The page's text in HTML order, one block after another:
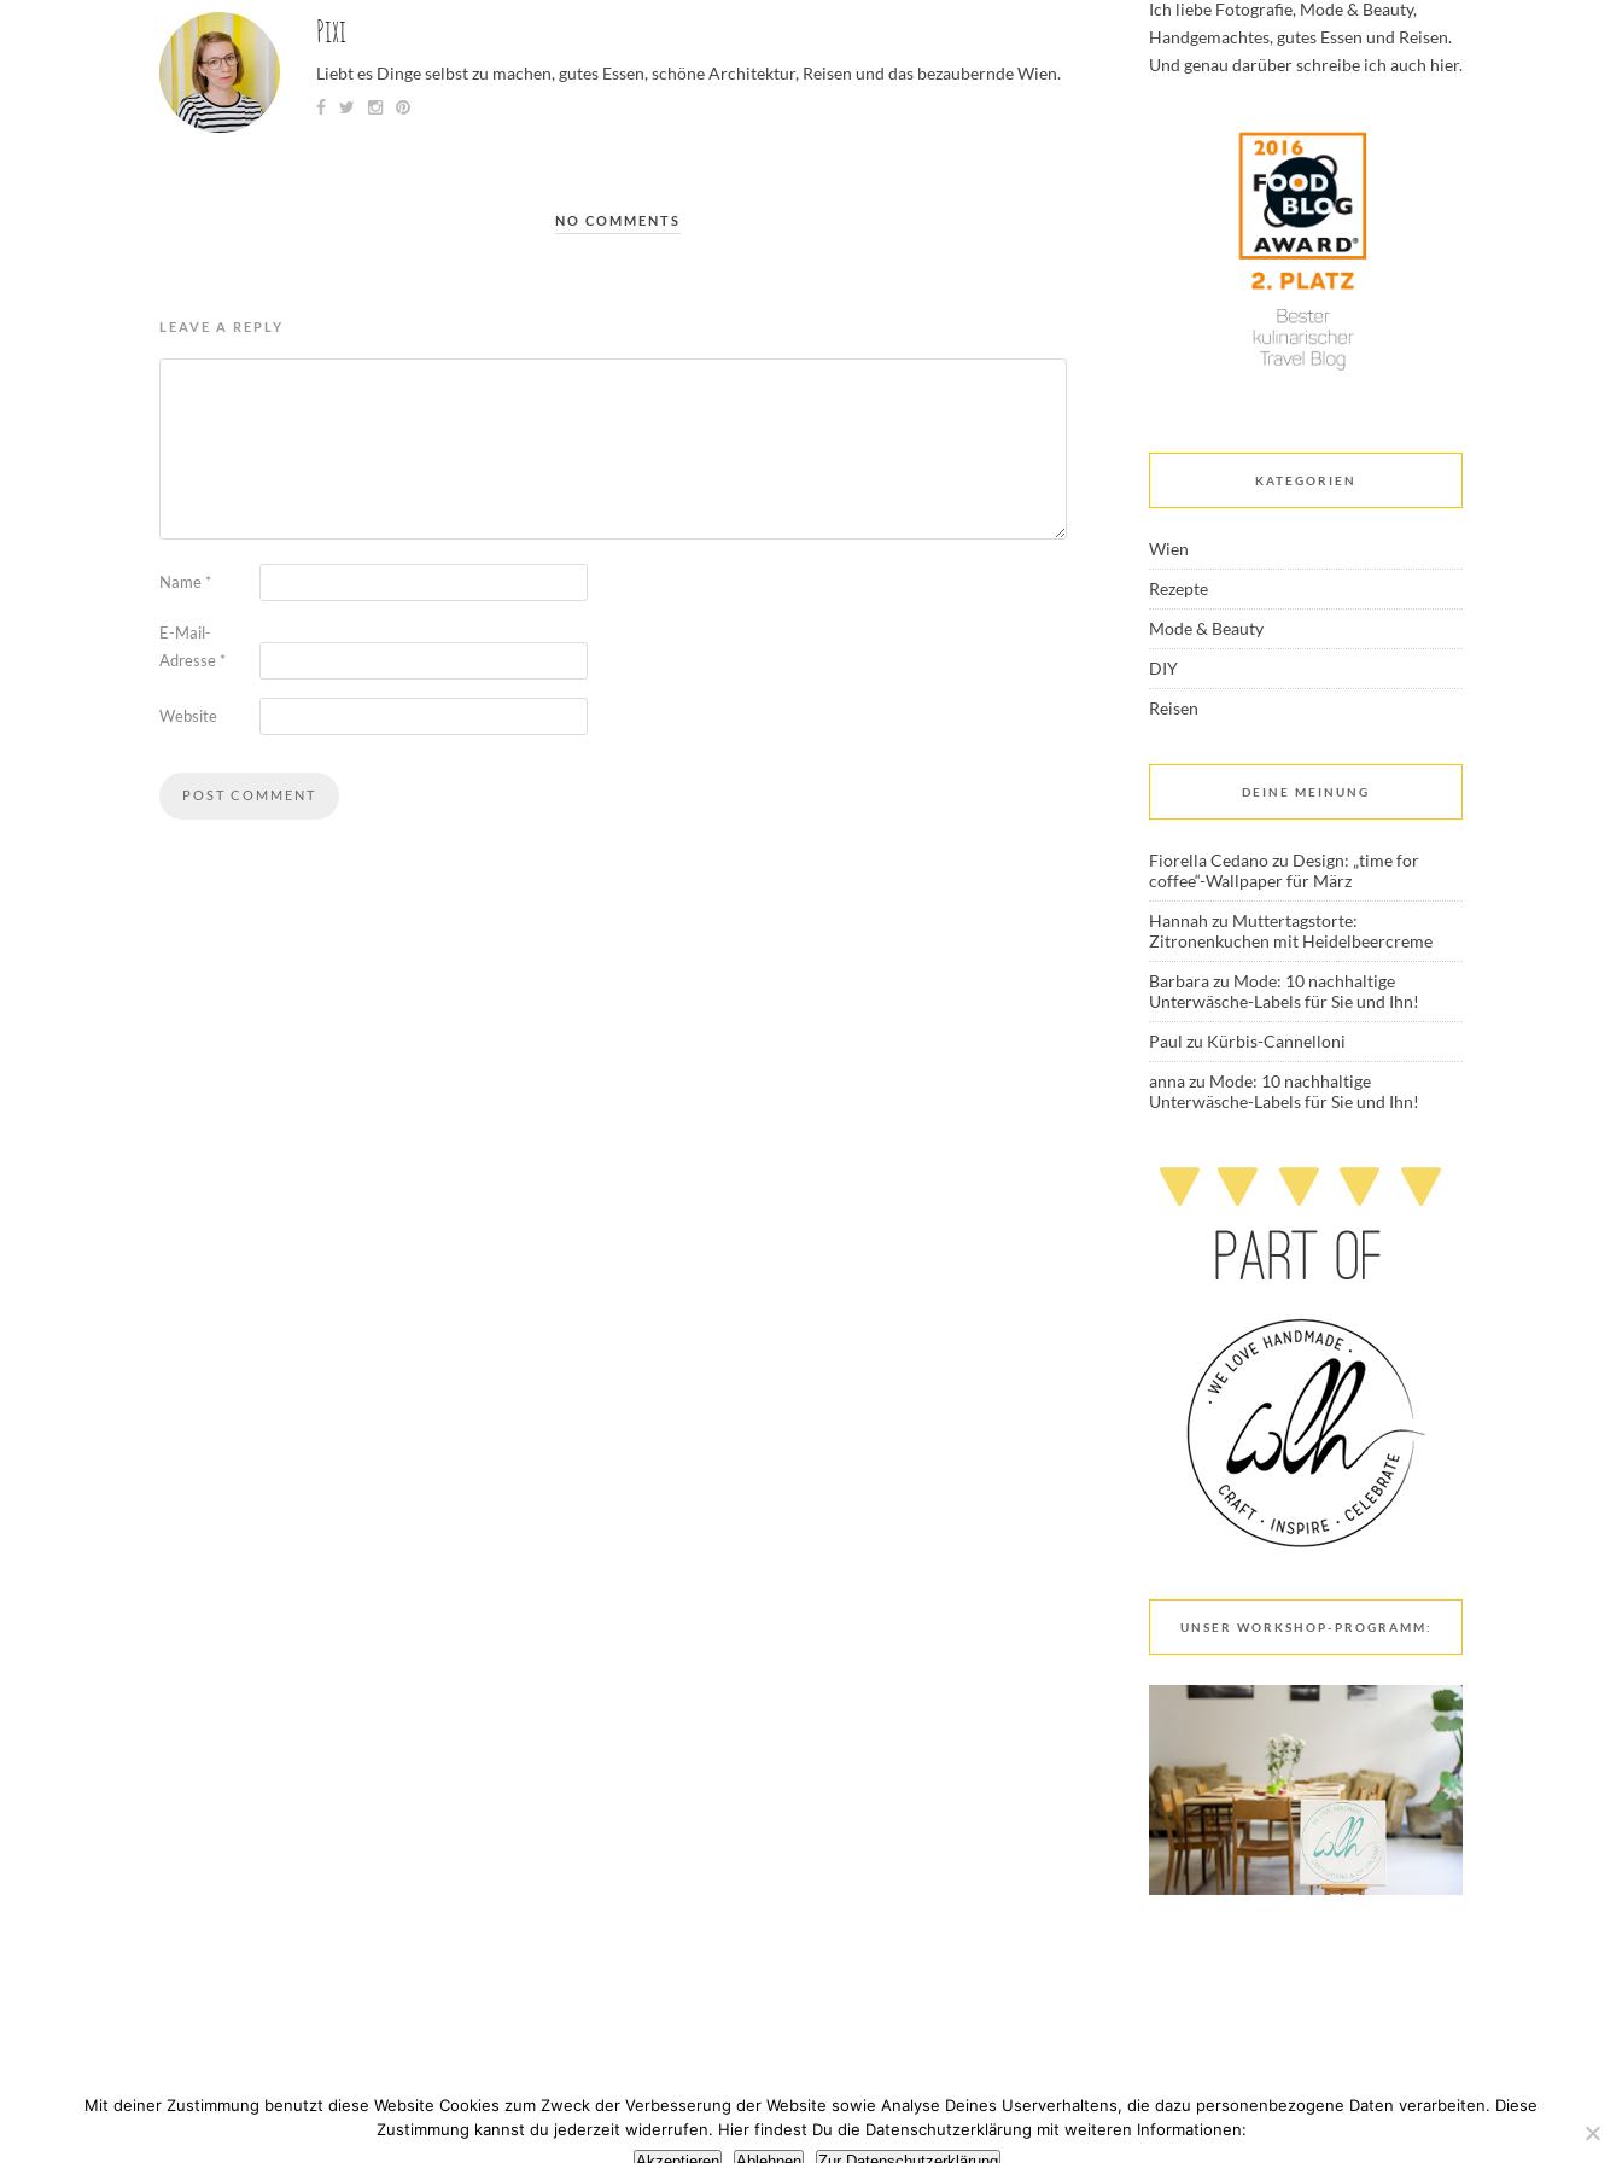
Pixi
Liebt es Dinge selbst zu machen, gutes Essen, schöne Architektur, Reisen und das bezaubernde Wien.
NO COMMENTS
LEAVE A REPLY
Name *
E-Mail-
Adresse *
Website
Ich liebe Fotografie, Mode & Beauty,
Handgemachtes, gutes Essen und Reisen.
Und genau darüber schreibe ich auch hier.
KATEGORIEN
Wien
Rezepte
Mode & Beauty
DIY
Reisen
DEINE MEINUNG
Fiorella Cedanozu Design: „time for
coffee“-Wallpaper für März
Hannah zu Muttertagstorte:
Zitronenkuchen mit Heidelbeercreme
Barbarazu Mode: 10 nachhaltige
Unterwäsche-Labels für Sie und Ihn!
Paul zu Kürbis-Cannelloni
annazu Mode: 10 nachhaltige
Unterwäsche-Labels für Sie und Ihn!
UNSER WORKSHOP-PROGRAMM:
© 2021 Pixi mit Milch. All Rights Reserved. Du hast Fragen zum Thema Datenschutz? Hier findest du meine Datenschutzerklärung .
Mit deiner Zustimmung benutzt diese Website Cookies zum Zweck der Verbesserung der Website sowie Analyse Deines Userverhaltens, die dazu personenbezogene Daten verarbeiten. Diese
Zustimmung kannst du jederzeit widerrufen. Hier findest Du die Datenschutzerklärung mit weiteren Informationen: